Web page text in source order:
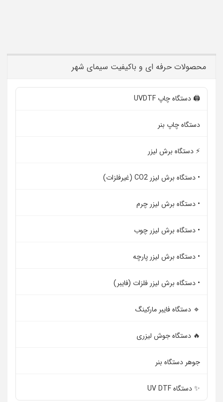
محصولات حرفه ای و باکیفیت سیمای شهر
🖨️ دستگاه چاپ UVDTF
دستگاه چاپ بنر
⚡ دستگاه برش لیزر
• دستگاه برش لیزر CO2 (غیرفلزات)
• دستگاه برش لیزر چرم
• دستگاه برش لیزر چوب
• دستگاه برش لیزر پارچه
• دستگاه برش لیزر فلزات (فایبر)
🔹 دستگاه فایبر مارکینگ
🔥 دستگاه جوش لیزری
جوهر دستگاه بنر
✨ دستگاه UV DTF